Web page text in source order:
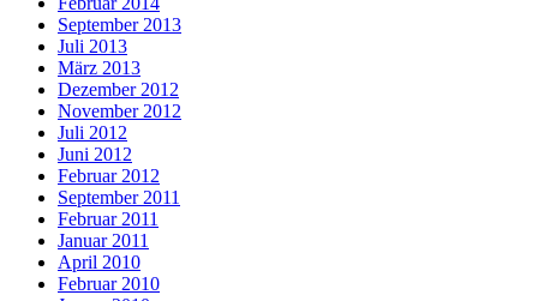
September 2013
Juli 2013
März 2013
Dezember 2012
November 2012
Juli 2012
Juni 2012
Februar 2012
September 2011
Februar 2011
Januar 2011
April 2010
Februar 2010